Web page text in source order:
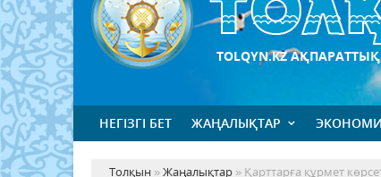
TOLQYN.KZ АҚПАРАТТЫҚ
НЕГІЗГІ БЕТ ЖАҢАЛЫҚТАР
Толқын »Жаңалықтар » Қарттарға құрмет